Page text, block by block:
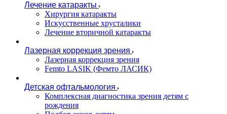
Лечение катаракты
Хирургия катаракты
Искусственные хрусталики
Лечение вторичной катаракты
Лазерная коррекция зрения
Лазерная коррекция зрения
Femto LASIK (Фемто ЛАСИК)
Детская офтальмология
Комплексная диагностика зрения детям c
рождения